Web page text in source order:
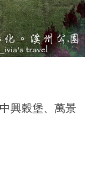
興穀堡、萬景